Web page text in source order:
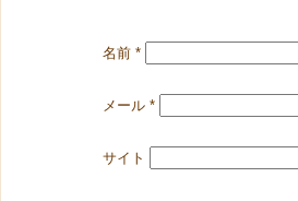
名前 *
メール *
サイト